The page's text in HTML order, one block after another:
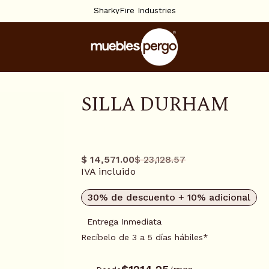
SharkyFire Industries
SILLA DURHAM
Precio
$ 23,128.57
$ 14,571.00
Precio
IVA incluido
30% de descuento + 10% adicional
Entrega Inmediata
Recíbelo de 3 a 5 días hábiles*